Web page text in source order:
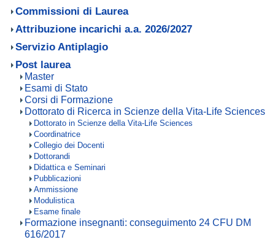
Commissioni di Laurea
Attribuzione incarichi a.a. 2026/2027
Servizio Antiplagio
Post laurea
Master
Esami di Stato
Corsi di Formazione
Dottorato di Ricerca in Scienze della Vita-Life Sciences
Dottorato in Scienze della Vita-Life Sciences
Coordinatrice
Collegio dei Docenti
Dottorandi
Didattica e Seminari
Pubblicazioni
Ammissione
Modulistica
Esame finale
Formazione insegnanti: conseguimento 24 CFU DM
616/2017